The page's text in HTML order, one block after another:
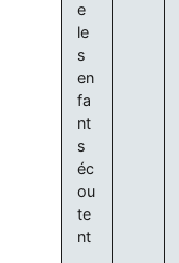
e
le
s
en
fa
nt
s
éc
ou
te
nt